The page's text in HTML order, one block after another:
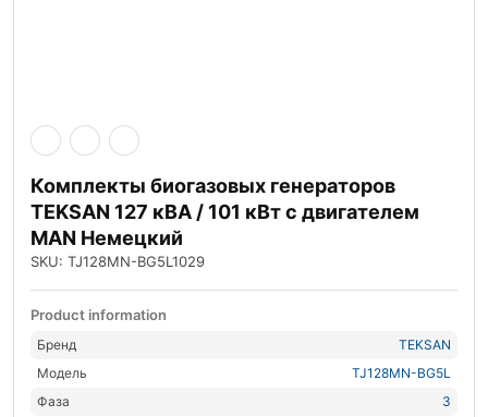
Комплекты биогазовых генераторов
TEKSAN 127 кВА / 101 кВт с двигателем
MAN Немецкий
SKU: TJ128MN-BG5L1029
Product information
Бренд
TEKSAN
Модель
TJ128MN-BG5L
Фаза
3